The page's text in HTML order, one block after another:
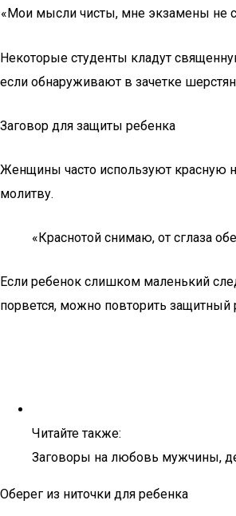
«Мои мысли чисты, мне экзамены не
Некоторые студенты кладут
если обнаруживают в зачетке
Заговор для защиты ребенка
Женщины часто используют красную
молитву.
«Краснотой снимаю, от сглаза
Если ребенок слишком маленький
порвется, можно повторить защитный
Читайте также:
Заговоры на любовь мужчины,
Оберег из ниточки для ребенка